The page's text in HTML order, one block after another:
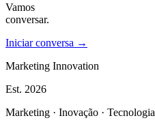
Vamos
conversar.
Iniciar conversa →
Marketing Innovation
Est. 2026
Marketing · Inovação · Tecnologia